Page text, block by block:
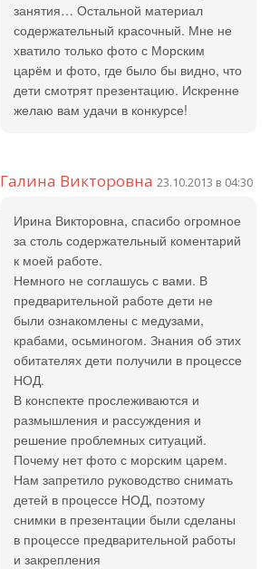
занятия… Остальной материал
содержательный красочный. Мне не
хватило только фото с Морским
царём и фото, где было бы видно, что
дети смотрят презентацию. Искренне
желаю вам удачи в конкурсе!
Галина Викторовна 23.10.2013 в 04:30
Ирина Викторовна, спасибо огромное
за столь содержательный коментарий
к моей работе.
Немного не соглашусь с вами. В
предварительной работе дети не
были ознакомлены с медузами,
крабами, осьминогом. Знания об этих
обитателях дети получили в процессе
НОД.
В конспекте прослеживаются и
размышления и рассуждения и
решение проблемных ситуаций.
Почему нет фото с морским царем.
Нам запретило руководство снимать
детей в процессе НОД, поэтому
снимки в презентации были сделаны
в процессе предварительной работы
и закрепления